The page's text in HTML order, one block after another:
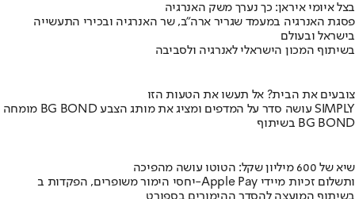
בצל איומי איראן: כך נערך משק האנרגיה
פסגת האנרגיה במעמד שגריר ארה"ב, שר האנרגיה ובכירי התעשייה
בישראל ובעולם
בשיתוף המכון הישראלי לאנרגיה ולסביבה
צובעים את הבית? אל תעשו את הטעות הזו
מומחה BG BOND עושה סדר על המדפים ומציג את מותג הצבע SIMPLY
בשיתוף BG BOND
שיא של 600 מיליון שקל: הטוטו עושה מהפיכה
יחסי הימור משופרים, הפקדות ב-Apple Pay ותשלום זכיות מיידי
בשיתוף המועצה להסדר ההימורים בספורט